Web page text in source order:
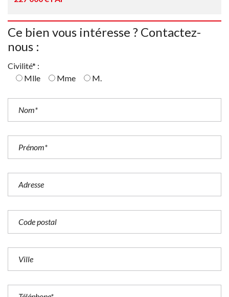
Ce bien vous intéresse ? Contactez-
nous :
Civilité* :
Mlle
Mme M.